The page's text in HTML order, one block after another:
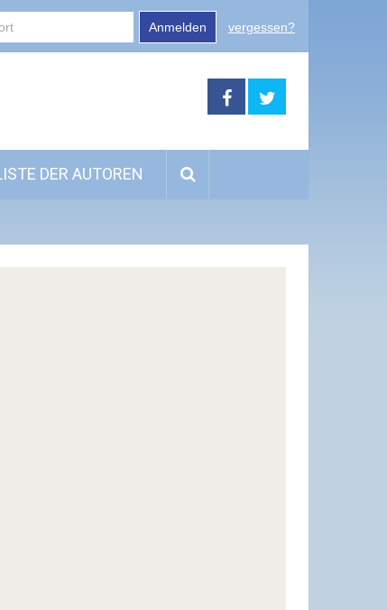
Anmelden vergessen?
DER AUTOREN